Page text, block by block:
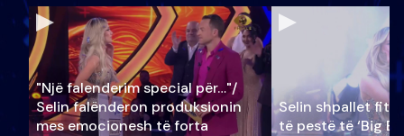
"Një falenderim special për…"/
Selin falënderon produksionin
mes emocionesh të forta
Selin shpallet
të pestë të ‘Big